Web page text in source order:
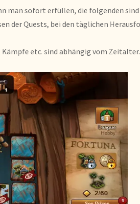
man sofort erfüllen, die folgenden
der Quests, bei den täglichen
etc. sind abhängig vom Zeitalter.